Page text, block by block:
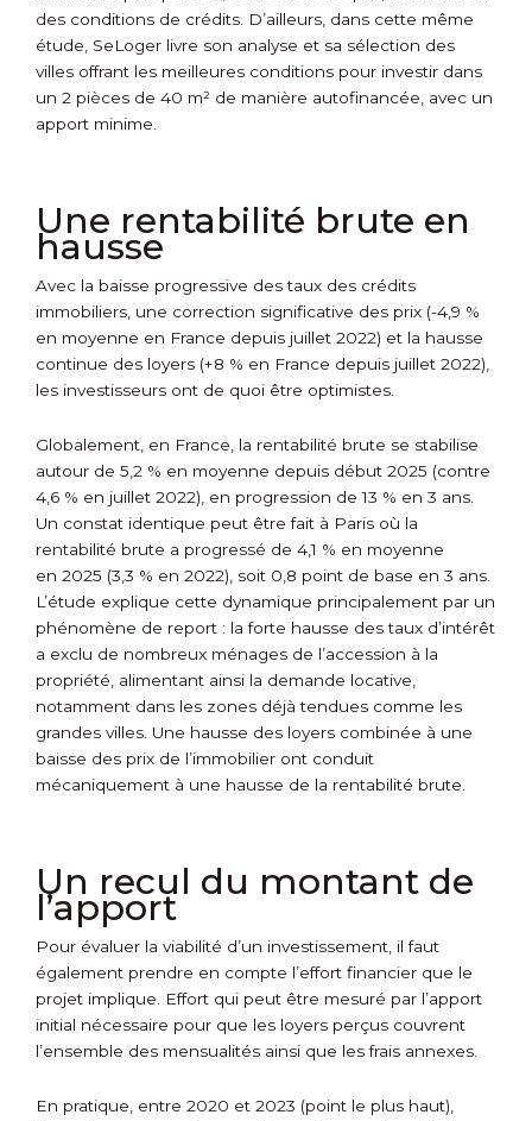
des conditions de crédits. D’ailleurs, dans cette même
étude, SeLoger livre son analyse et sa sélection des
villes offrant les meilleures conditions pour investir dans
un 2 pièces de 40 m² de manière autofinancée, avec un
apport minime.
Une rentabilité brute en
hausse
Avec la baisse progressive des taux des crédits
immobiliers, une correction significative des prix (-4,9 %
en moyenne en France depuis juillet 2022) et la hausse
continue des loyers (+8 % en France depuis juillet 2022),
les investisseurs ont de quoi être optimistes.
Globalement, en France, la rentabilité brute se stabilise
autour de 5,2 % en moyenne depuis début 2025 (contre
4,6 % en juillet 2022), en progression de 13 % en 3 ans.
Un constat identique peut être fait à Paris où la
rentabilité brute a progressé de 4,1 % en moyenne
en 2025 (3,3 % en 2022), soit 0,8 point de base en 3 ans.
L’étude explique cette dynamique principalement par un
phénomène de report : la forte hausse des taux d’intérêt
a exclu de nombreux ménages de l’accession à la
propriété, alimentant ainsi la demande locative,
notamment dans les zones déjà tendues comme les
grandes villes. Une hausse des loyers combinée à une
baisse des prix de l’immobilier ont conduit
mécaniquement à une hausse de la rentabilité brute.
Un recul du montant de
l’apport
Pour évaluer la viabilité d’un investissement, il faut
également prendre en compte l’effort financier que le
projet implique. Effort qui peut être mesuré par l’apport
initial nécessaire pour que les loyers perçus couvrent
l’ensemble des mensualités ainsi que les frais annexes.
En pratique, entre 2020 et 2023 (point le plus haut),